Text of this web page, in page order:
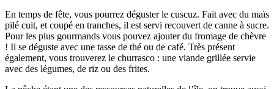
En temps de fête, vous pourrez déguster le cuscuz. Fait avec du maïs
pilé cuit, et coupé en tranches, il est servi recouvert de canne à sucre.
Pour les plus gourmands vous pouvez ajouter du fromage de chèvre
! Il se déguste avec une tasse de thé ou de café. Très présent
également, vous trouverez le churrasco : une viande grillée servie
avec des légumes, de riz ou des frites.